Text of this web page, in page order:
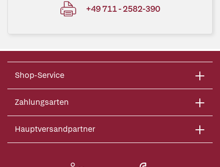
+49 711 - 2582-390
Shop-Service
Zahlungsarten
Hauptversandpartner